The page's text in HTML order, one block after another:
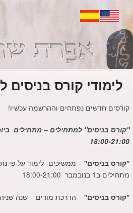
לימודי קורס
קורסים חדשים נפתחים וההרשמה עכשיו!
18:00-21:00
"קורס בניסים"– ממשיכים- לימוד על פי
מתחילים ב1 בנובמבר 18:00-21:00
"קורס בניסים"– הדרכת מורים – שנה